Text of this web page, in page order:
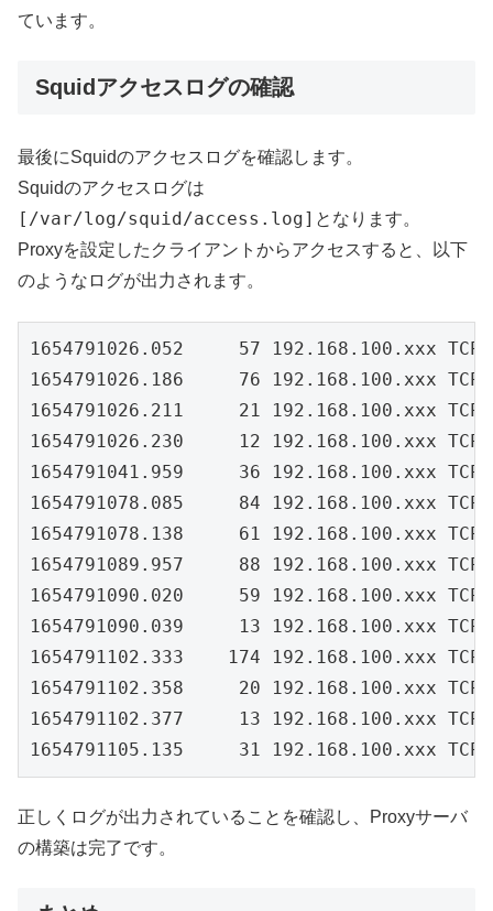
ています。
Squidアクセスログの確認
最後にSquidのアクセスログを確認します。
Squidのアクセスログは
[/var/log/squid/access.log] となります。
Proxyを設定したクライアントからアクセスすると、以下
のようなログが出力されます。
1654791026.052     57 192.168.100.xxx
1654791026.186     76 192.168.100.xxx
1654791026.211     21 192.168.100.xxx
1654791026.230     12 192.168.100.xxx
1654791041.959     36 192.168.100.xxx
1654791078.085     84 192.168.100.xxx
1654791078.138     61 192.168.100.xxx
1654791089.957     88 192.168.100.xxx
1654791090.020     59 192.168.100.xxx
1654791090.039     13 192.168.100.xxx
1654791102.333    174 192.168.100.xxx
1654791102.358     20 192.168.100.xxx
1654791102.377     13 192.168.100.xxx
1654791105.135     31 192.168.100.xxx
正しくログが出力されていることを確認し、Proxyサーバ
の構築は完了です。